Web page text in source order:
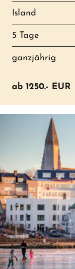
Island
5 Tage
ganzjährig
ab 1250.- EUR